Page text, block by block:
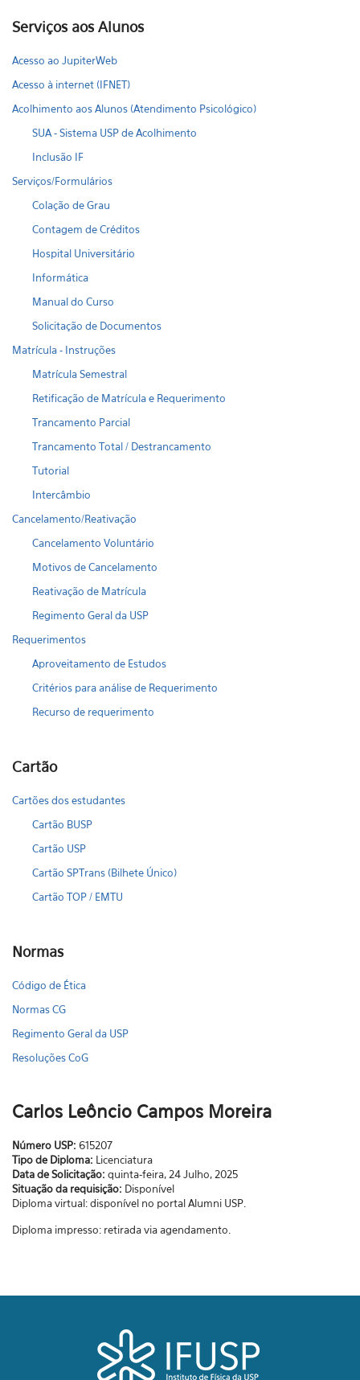
Serviços aos Alunos
Acesso ao JupiterWeb
Acesso à internet (IFNET)
Acolhimento aos Alunos (Atendimento Psicológico)
SUA - Sistema USP de Acolhimento
Inclusão IF
Serviços/Formulários
Colação de Grau
Contagem de Créditos
Hospital Universitário
Informática
Manual do Curso
Solicitação de Documentos
Matrícula - Instruções
Matrícula Semestral
Retificação de Matrícula e Requerimento
Trancamento Parcial
Trancamento Total / Destrancamento
Tutorial
Intercâmbio
Cancelamento/Reativação
Cancelamento Voluntário
Motivos de Cancelamento
Reativação de Matrícula
Regimento Geral da USP
Requerimentos
Aproveitamento de Estudos
Critérios para análise de Requerimento
Recurso de requerimento
Cartão
Cartões dos estudantes
Cartão BUSP
Cartão USP
Cartão SPTrans (Bilhete Único)
Cartão TOP / EMTU
Normas
Código de Ética
Normas CG
Regimento Geral da USP
Resoluções CoG
Carlos Leôncio Campos Moreira
Número USP: 615207
Tipo de Diploma: Licenciatura
Data de Solicitação: quinta-feira, 24 Julho, 2025
Situação da requisição: Disponível
Diploma virtual: disponível no portal Alumni USP.
Diploma impresso: retirada via agendamento.